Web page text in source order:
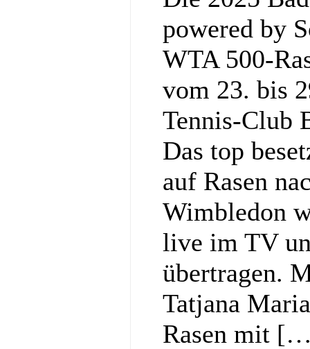
powered by
WTA 500-
vom 23. bis
Tennis‑Club
Das top
auf Rasen
Wimbledon
live im TV
übertragen.
Tatjana
Rasen mit